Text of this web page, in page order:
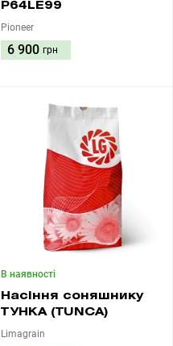
P64LE99
Pioneer
6 900 грн
В наявності
Насіння соняшнику
ТУНКА (TUNCA)
Limagrain